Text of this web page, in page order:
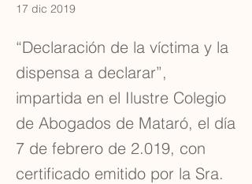
17 dic 2019
“Declaración de la víctima y la
dispensa a declarar”,
impartida en el Ilustre Colegio
de Abogados de Mataró, el día
7 de febrero de 2.019, con
certificado emitido por la Sra.